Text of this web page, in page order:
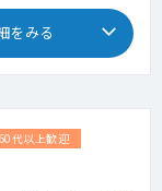
をみる
60代以上歓迎